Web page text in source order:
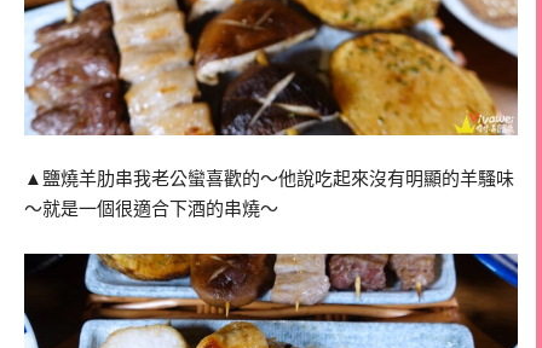
▲鹽燒羊肋串我老公蠻喜歡的～他說吃起來沒有明顯的羊騷味
～就是一個很適合下酒的串燒～